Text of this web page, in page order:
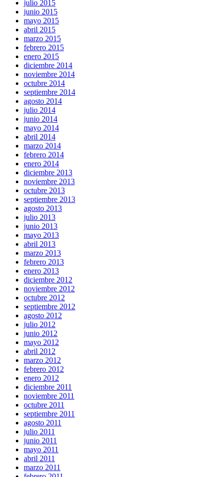
julio 2015
junio 2015
mayo 2015
abril 2015
marzo 2015
febrero 2015
enero 2015
diciembre 2014
noviembre 2014
octubre 2014
septiembre 2014
agosto 2014
julio 2014
junio 2014
mayo 2014
abril 2014
marzo 2014
febrero 2014
enero 2014
diciembre 2013
noviembre 2013
octubre 2013
septiembre 2013
agosto 2013
julio 2013
junio 2013
mayo 2013
abril 2013
marzo 2013
febrero 2013
enero 2013
diciembre 2012
noviembre 2012
octubre 2012
septiembre 2012
agosto 2012
julio 2012
junio 2012
mayo 2012
abril 2012
marzo 2012
febrero 2012
enero 2012
diciembre 2011
noviembre 2011
octubre 2011
septiembre 2011
agosto 2011
julio 2011
junio 2011
mayo 2011
abril 2011
marzo 2011